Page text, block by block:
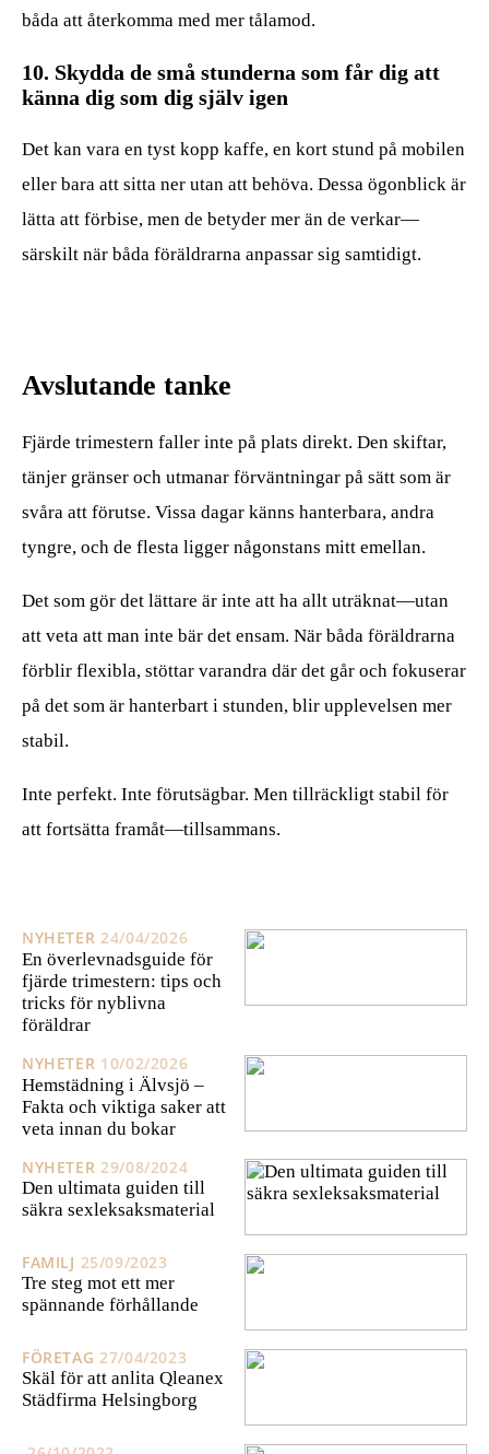
båda att återkomma med mer tålamod.
10. Skydda de små stunderna som får dig att
känna dig som dig själv igen
Det kan vara en tyst kopp kaffe, en kort stund på mobilen
eller bara att sitta ner utan att behöva. Dessa ögonblick är
lätta att förbise, men de betyder mer än de verkar—
särskilt när båda föräldrarna anpassar sig samtidigt.
Avslutande tanke
Fjärde trimestern faller inte på plats direkt. Den skiftar,
tänjer gränser och utmanar förväntningar på sätt som är
svåra att förutse. Vissa dagar känns hanterbara, andra
tyngre, och de flesta ligger någonstans mitt emellan.
Det som gör det lättare är inte att ha allt uträknat—utan
att veta att man inte bär det ensam. När båda föräldrarna
förblir flexibla, stöttar varandra där det går och fokuserar
på det som är hanterbart i stunden, blir upplevelsen mer
stabil.
Inte perfekt. Inte förutsägbar. Men tillräckligt stabil för
att fortsätta framåt—tillsammans.
NYHETER 24/04/2026
En överlevnadsguide för
fjärde trimestern: tips och
tricks för nyblivna
föräldrar
NYHETER 10/02/2026
Hemstädning i Älvsjö –
Fakta och viktiga saker att
veta innan du bokar
NYHETER 29/08/2024
Den ultimata guiden till
säkra sexleksaksmaterial
FAMILJ 25/09/2023
Tre steg mot ett mer
spännande förhållande
FÖRETAG 27/04/2023
Skäl för att anlita Qleanex
Städfirma Helsingborg